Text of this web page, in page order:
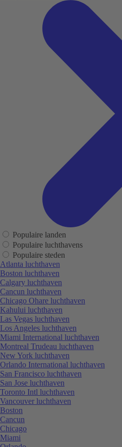
Populaire landen
Populaire luchthavens
Populaire steden
Atlanta luchthaven
Boston luchthaven
Calgary luchthaven
Cancun luchthaven
Chicago Ohare luchthaven
Kahului luchthaven
Las Vegas luchthaven
Los Angeles luchthaven
Miami International luchthaven
Montreal Trudeau luchthaven
New York luchthaven
Orlando International luchthaven
San Francisco luchthaven
San Jose luchthaven
Toronto Intl luchthaven
Vancouver luchthaven
Boston
Cancun
Chicago
Miami